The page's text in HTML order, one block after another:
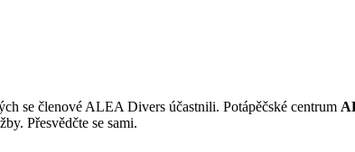
se členové ALEA Divers účastnili. Potápěčské centrum
Přesvědčte se sami.